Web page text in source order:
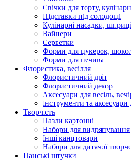
Свічки для торту,
Підставки під солодощі
Кулінарні насадки,
Вайнери
Серветки
Форми для цукерок,
Форми для печива
Флористика, весілля
Флористичний дріт
Флористичний декор
Аксесуари для весіль,
Інструменти та
Творчість
Пазли картонні
Набори для видряпування
Інші канцтовари
Набори для дитячої
Панські штучки